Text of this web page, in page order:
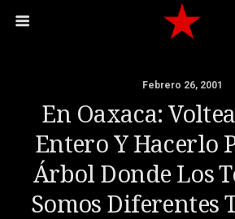
Febrero 26, 2001
En Oaxaca:
Entero Y Hacerlo
Árbol Donde Los
Somos Diferentes